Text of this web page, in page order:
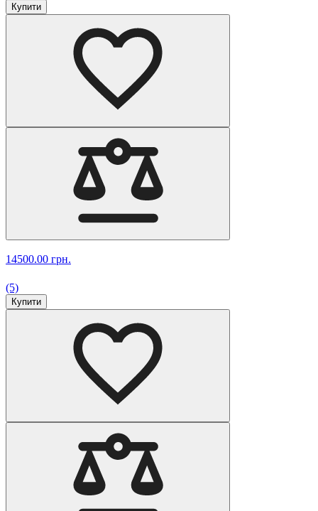
Купити
14500.00 грн.
(5)
Купити